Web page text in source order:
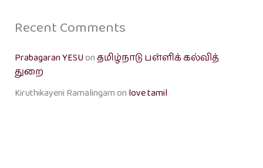
Recent Comments
Prabagaran YESUonதமிழ்நாடு பள்ளிக் கல்வித்
துறை
Kiruthikayeni Ramalingamon love tamil